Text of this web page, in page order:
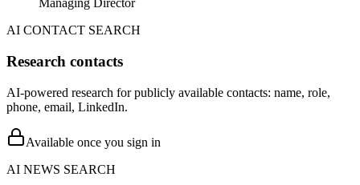
Managing Director
AI CONTACT SEARCH
Research contacts
AI-powered research for publicly available contacts: name, role,
phone, email, LinkedIn.
Available once you sign in
AI NEWS SEARCH